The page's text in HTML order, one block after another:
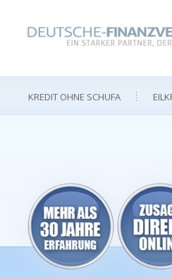
KREDIT OHNE SCHUFA